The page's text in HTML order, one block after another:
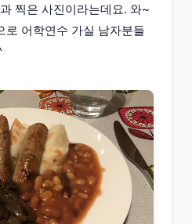
찍은 사진이라는데요. 와~
로 어학연수 가실 남자분들